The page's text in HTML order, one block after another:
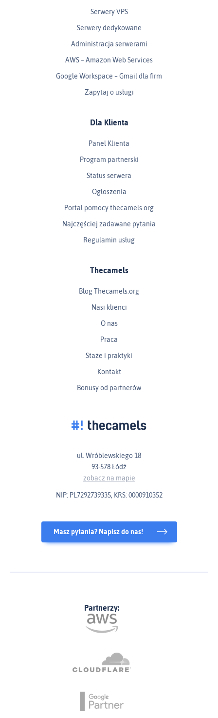
Serwery VPS
Serwery dedykowane
Administracja serwerami
AWS – Amazon Web Services
Google Workspace – Gmail dla firm
Zapytaj o usługi
Dla Klienta
Panel Klienta
Program partnerski
Status serwera
Ogłoszenia
Portal pomocy thecamels.org
Najczęściej zadawane pytania
Regulamin usług
Thecamels
Blog Thecamels.org
Nasi klienci
O nas
Praca
Staże i praktyki
Kontakt
Bonusy od partnerów
ul. Wróblewskiego 18
93-578 Łódź
zobacz na mapie
NIP: PL7292739335, KRS: 0000910352
Masz pytania? Napisz do nas!
Partnerzy: